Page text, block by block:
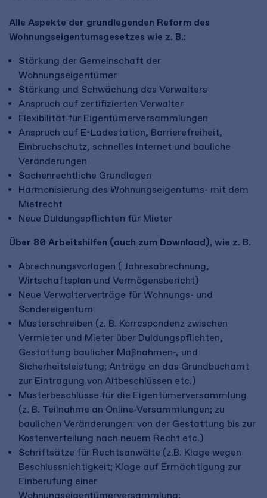
Alle Aspekte der grundlegenden Reform des
Wohnungseigentumsgesetzes wie z. B.:
Stärkung der Gemeinschaft der
Wohnungseigentümer
Stärkung und Schwächung des Verwalters
Anspruch auf zertifizierten Verwalter
Flexibilität für Eigentümerversammlungen
Anspruch auf E-Ladestation, Barrierefreiheit,
Einbruchschutz, schnelles Internet und bauliche
Veränderungen
Sachenrechtliche Grundlagen
Harmonisierung des Wohnungseigentums- mit dem
Mietrecht
Neue Duldungspflichten für Mieter
Über 80 Arbeitshilfen (auch zum Download), wie z. B.
Abrechnungsvorlagen ( Jahresabrechnung,
Wirtschaftsplan und Vermögensbericht)
Neue Verwalterverträge für Wohnungs- und
Sondereigentum
Musterschreiben (z. B. Korrespondenz zwischen
Vermieter und Mieter über Duldungspflichten,
Gestattung baulicher Maßnahmen-, und
Sicherheitsleistung; Anträge an das Grundbuchamt
zur Eintragung von Altbeschlüssen etc.)
Musterbeschlüsse für die Eigentümerversammlung
(z. B. Teilnahme an Online-Versammlungen; zu
baulichen Veränderungen: von der Gestattung bis zur
Kostenverteilung nach neuem Recht etc.)
Schriftsätze für Rechtsanwälte (z.B. Klage wegen
Beschlussnichtigkeit; Klage auf Ermächtigung zur
Einberufung einer
Wohnungseigentümerversammlung;